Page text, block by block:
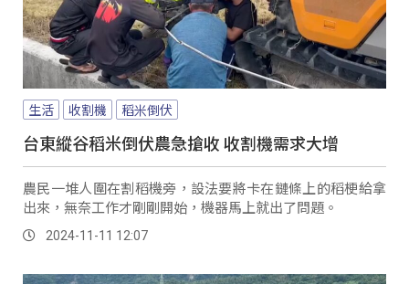
生活 收割機 稻米倒伏
台東縱谷稻米倒伏農急搶收 收割機需求大增
農民一堆人圍在割稻機旁，設法要將卡在鏈條上的稻梗給拿
出來，無奈工作才剛剛開始，機器馬上就出了問題。
2024-11-11 12:07